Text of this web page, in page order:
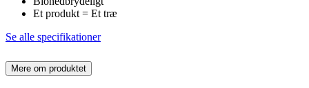
Et produkt = Et træ
Se alle specifikationer
Mere om produktet